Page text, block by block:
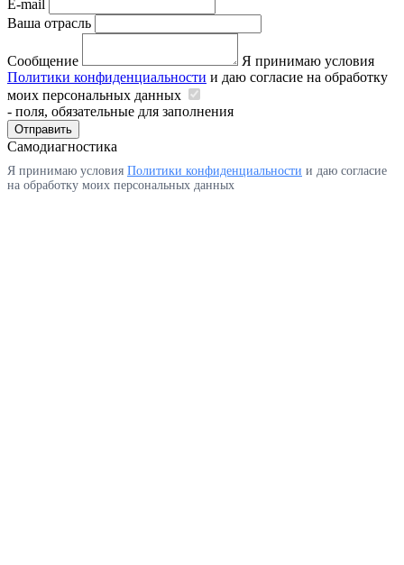
E-mail
Ваша отрасль
Сообщение
Я принимаю условия
Политики конфиденциальности и даю согласие на обработку
моих персональных данных
- поля, обязательные для заполнения
Отправить
Самодиагностика
Я принимаю условия Политики конфиденциальности и даю согласие
на обработку моих персональных данных